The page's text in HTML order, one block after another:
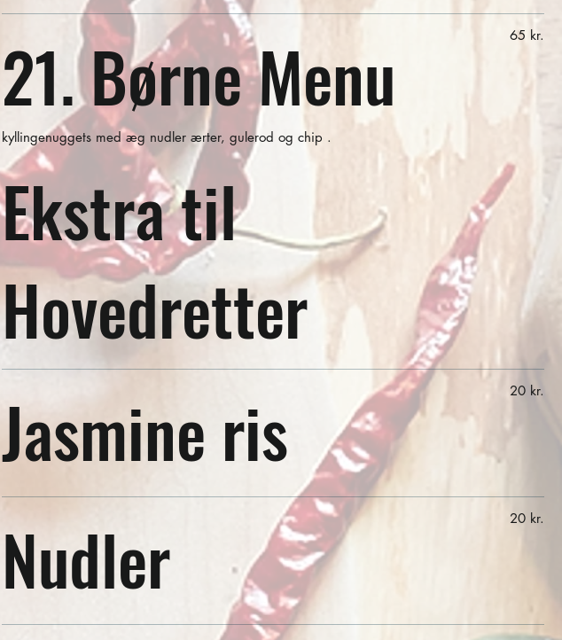
21. Børne Menu
kyllingenuggets med æg nudler ærter, gulerod og chip .
65 kr.
Ekstra til
Hovedretter
Jasmine ris
20 kr.
Nudler 20 kr.